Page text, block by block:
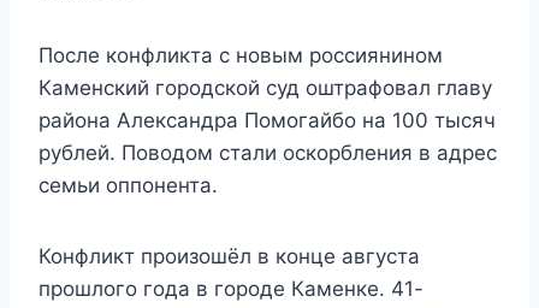
После конфликта с новым россиянином
Каменский городской суд оштрафовал главу
района Александра Помогайбо на 100 тысяч
рублей. Поводом стали оскорбления в адрес
семьи оппонента.
Конфликт произошёл в конце августа
прошлого года в городе Каменке. 41-